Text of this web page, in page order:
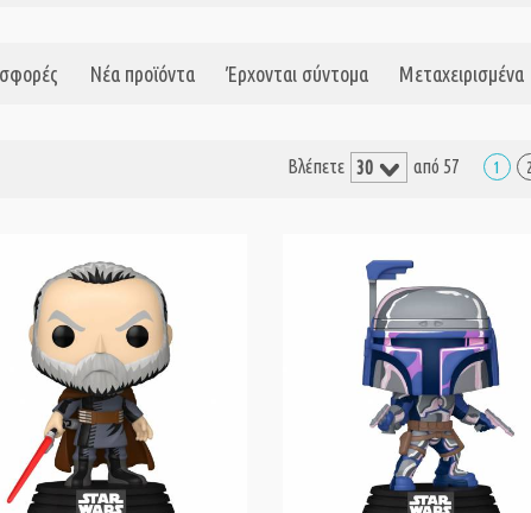
Νέα προϊόντα Έρχονται σύντομα Μεταχειρισμένα
1
Βλέπετε από 57